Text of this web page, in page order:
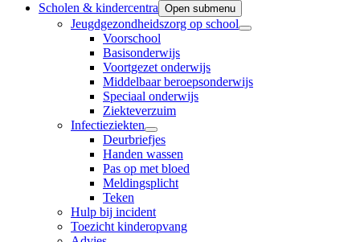
Scholen & kindercentra Open submenu
Jeugdgezondheidszorg op school
Voorschool
Basisonderwijs
Voortgezet onderwijs
Middelbaar beroepsonderwijs
Speciaal onderwijs
Ziekteverzuim
Infectieziekten
Deurbriefjes
Handen wassen
Pas op met bloed
Meldingsplicht
Teken
Hulp bij incident
Toezicht kinderopvang